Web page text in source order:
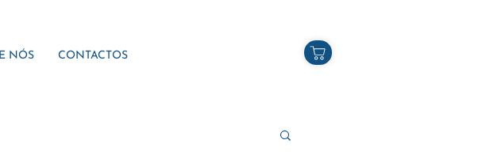
NÓS CONTACTOS